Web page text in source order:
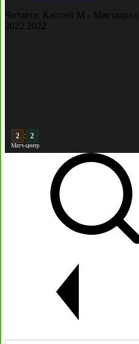
Читаете: Каспий М -
2022 2022
3 : 2
Матч-центр